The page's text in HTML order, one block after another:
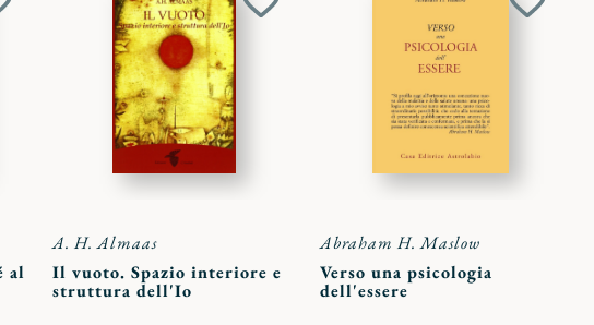
al
Aggiungi
A. H. Almaas
Il vuoto. Spazio interiore e
struttura dell'Io
Abraham H. Maslow
Verso una psicologia
dell'essere